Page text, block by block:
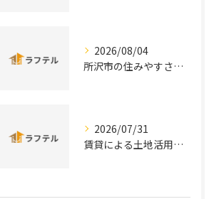
2026/08/04
所沢市の住みやすさと治安を実データと口コミから徹底比較
2026/07/31
賃貸による土地活用を埼玉県所沢市秩父市の特性から徹底比較し安定収益を実現する方法